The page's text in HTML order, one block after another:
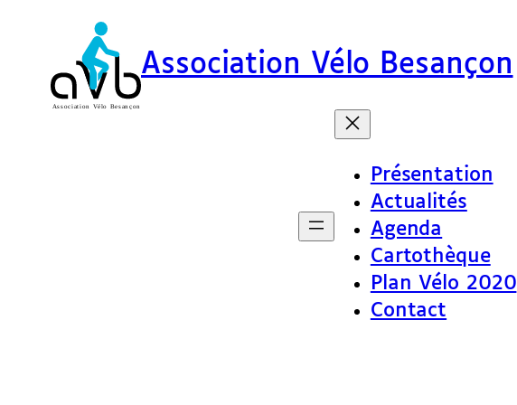
Association Vélo Besançon
Présentation
Actualités
Agenda
Cartothèque
Plan Vélo 2020
Contact